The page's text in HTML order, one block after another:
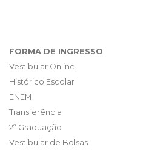
FORMA DE INGRESSO
Vestibular Online
Histórico Escolar
ENEM
Transferência
2ª Graduação
Vestibular de Bolsas